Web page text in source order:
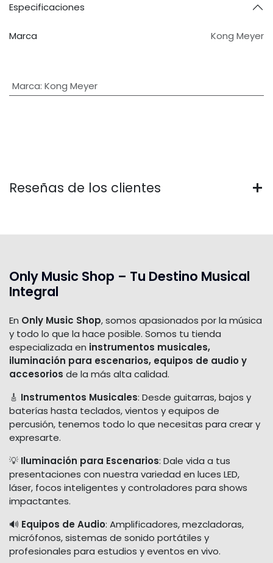
Especificaciones
Marca Kong Meyer
Marca: Kong Meyer
Reseñas de los clientes
Only Music Shop – Tu Destino Musical
Integral
En Only Music Shop, somos apasionados por la música
y todo lo que la hace posible. Somos tu tienda
especializada en instrumentos musicales,
iluminación para escenarios, equipos de audio y
accesorios de la más alta calidad.
🎸 Instrumentos Musicales: Desde guitarras, bajos y
baterías hasta teclados, vientos y equipos de
percusión, tenemos todo lo que necesitas para crear y
expresarte.
💡 Iluminación para Escenarios: Dale vida a tus
presentaciones con nuestra variedad en luces LED,
láser, focos inteligentes y controladores para shows
impactantes.
🔊 Equipos de Audio: Amplificadores, mezcladoras,
micrófonos, sistemas de sonido portátiles y
profesionales para estudios y eventos en vivo.